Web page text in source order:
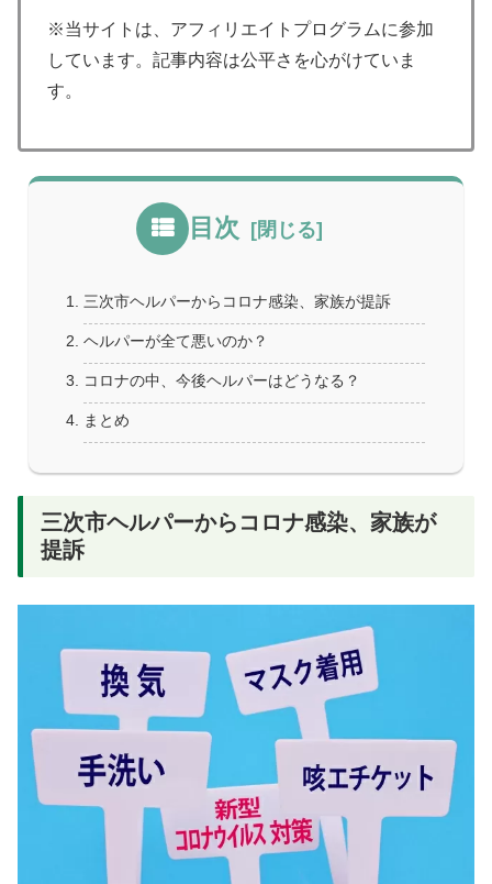
※当サイトは、アフィリエイトプログラムに参加
しています。記事内容は公平さを心がけていま
す。
目次
三次市ヘルパーからコロナ感染、家族が提訴
ヘルパーが全て悪いのか？
コロナの中、今後ヘルパーはどうなる？
まとめ
三次市ヘルパーからコロナ感染、家族が
提訴